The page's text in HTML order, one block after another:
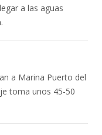
a las aguas
a Marina Puerto del
toma unos 45-50